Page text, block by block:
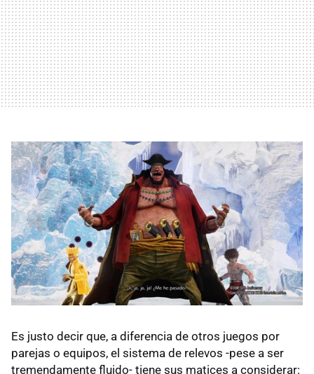
Es justo decir que, a diferencia de otros juegos por
parejas o equipos, el sistema de relevos -pese a ser
tremendamente fluido- tiene sus matices a considerar: